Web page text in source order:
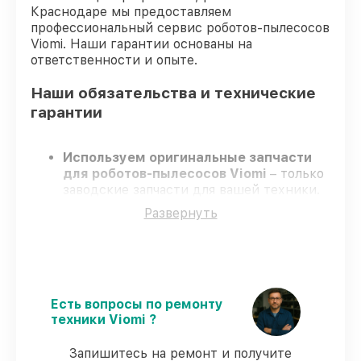
Краснодаре мы предоставляем
профессиональный сервис роботов-пылесосов
Viomi. Наши гарантии основаны на
ответственности и опыте.
Наши обязательства и технические
гарантии
Используем оригинальные запчасти
для роботов-пылесосов Viomi – только
заводские запчасти для вашей техники.
Опытные специалисты
строгий отбор, что обеспечивает
роботов-пылесосов Viomi в оговоренные
сроки.
Официальная гарантия
– на все виды
работ и комплектующие для роботов-
пылесосов Viomi предоставляется
Развернуть
Есть вопросы по ремонту
техники Viomi ?
Запишитесь на ремонт и получите